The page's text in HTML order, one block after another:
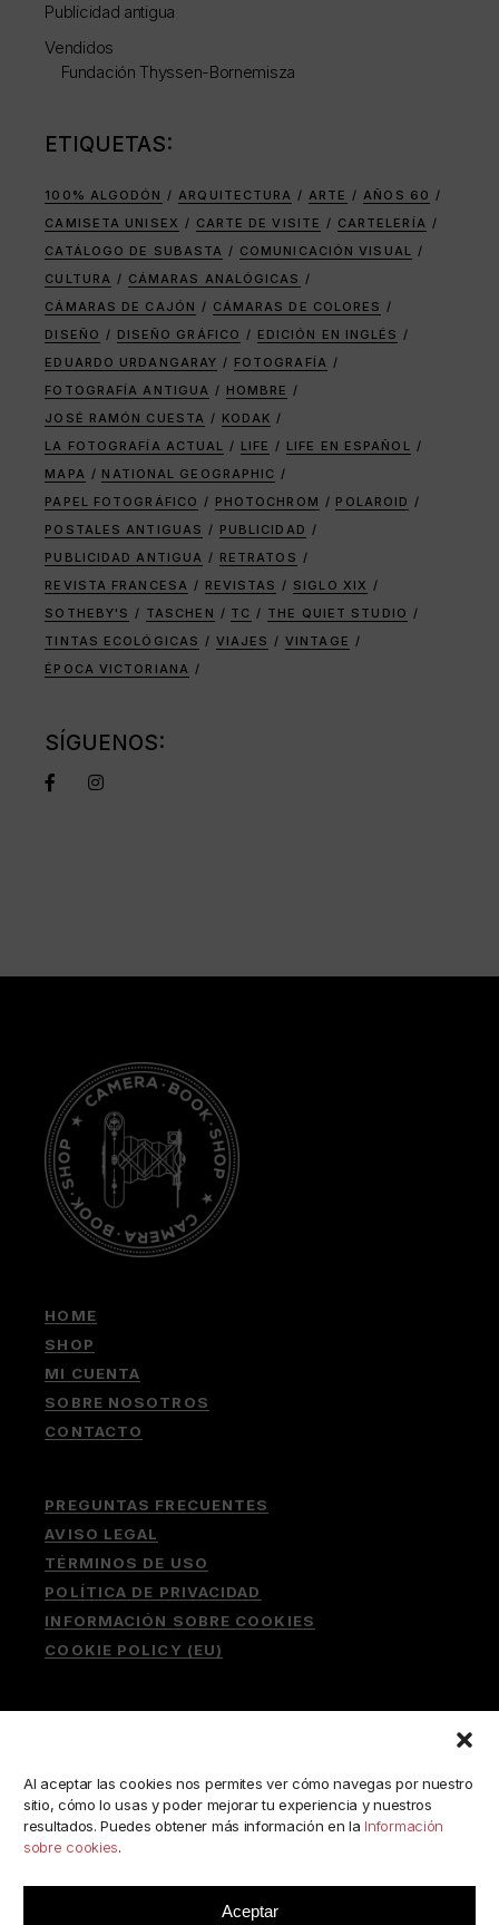
Al aceptar las cookies nos permites ver cómo navegas por nuestro
sitio, cómo lo usas y poder mejorar tu experiencia y nuestros
resultados. Puedes obtener más información en la Información
sobre cookies.
Aceptar
Publicidad antigua
Vendidos
Fundación Thyssen-Bornemisza
ETIQUETAS:
100% ALGODÓN ARQUITECTURA ARTE
AÑOS 60
CAMISETA UNISEX
CARTE DE VISITE
CARTELERÍA
CATÁLOGO DE SUBASTA
COMUNICACIÓN VISUAL
CULTURA
CÁMARAS ANALÓGICAS
CÁMARAS DE CAJÓN
CÁMARAS DE COLORES
DISEÑO
DISEÑO GRÁFICO
EDICIÓN EN INGLÉS
EDUARDO URDANGARAY
FOTOGRAFÍA
FOTOGRAFÍA ANTIGUA
HOMBRE
JOSÉ RAMÓN CUESTA
KODAK
LA FOTOGRAFÍA ACTUAL
LIFE
LIFE EN ESPAÑOL
MAPA
NATIONAL GEOGRAPHIC
PAPEL FOTOGRÁFICO
PHOTOCHROM
POLAROID
POSTALES ANTIGUAS
PUBLICIDAD
PUBLICIDAD ANTIGUA
RETRATOS
REVISTA FRANCESA
REVISTAS
SIGLO XIX
SOTHEBY'S
TASCHEN TC
THE QUIET STUDIO
TINTAS ECOLÓGICAS
VIAJES
VINTAGE
ÉPOCA VICTORIANA
SÍGUENOS:
HOME
SHOP
MI CUENTA
SOBRE NOSOTROS
CONTACTO
PREGUNTAS FRECUENTES
AVISO LEGAL
TÉRMINOS DE USO
POLÍTICA DE PRIVACIDAD
INFORMACIÓN SOBRE COOKIES
COOKIE POLICY (EU)
Buscar: